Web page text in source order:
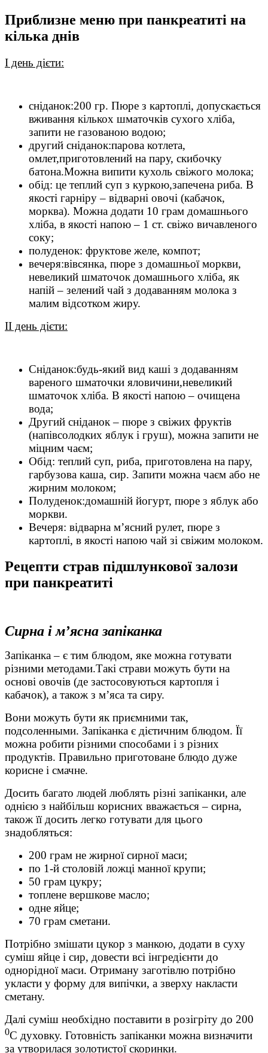
Приблизне меню при панкреатиті на
кілька днів
I день дієти:
сніданок:200 гр. Пюре з картоплі, допускається
вживання кількох шматочків сухого хліба,
запити не газованою водою;
другий сніданок:парова котлета,
омлет,приготовлений на пару, скибочку
батона.Можна випити кухоль свіжого молока;
обід: це теплий суп з куркою,запечена риба. В
якості гарніру – відварні овочі (кабачок,
морква). Можна додати 10 грам домашнього
хліба, в якості напою – 1 ст. свіжо вичавленого
соку;
полуденок: фруктове желе, компот;
вечеря:вівсянка, пюре з домашньої моркви,
невеликий шматочок домашнього хліба, як
напій – зелений чай з додаванням молока з
малим відсотком жиру.
II день дієти:
Сніданок:будь-який вид каші з додаванням
вареного шматочки яловичини,невеликий
шматочок хліба. В якості напою – очищена
вода;
Другий сніданок – пюре з свіжих фруктів
(напівсолодких яблук і груш), можна запити не
міцним чаєм;
Обід: теплий суп, риба, приготовлена на пару,
гарбузова каша, сир. Запити можна чаєм або не
жирним молоком;
Полуденок:домашній йогурт, пюре з яблук або
моркви.
Вечеря: відварна м’ясний рулет, пюре з
картоплі, в якості напою чай зі свіжим молоком.
Рецепти страв підшлункової залози
при панкреатиті
Сирна і м’ясна запіканка
Запіканка – є тим блюдом, яке можна готувати
різними методами.Такі страви можуть бути на
основі овочів (де застосовуються картопля і
кабачок), а також з м’яса та сиру.
Вони можуть бути як приємними так,
подсоленными. Запіканка є дієтичним блюдом. Її
можна робити різними способами і з різних
продуктів. Правильно приготоване блюдо дуже
корисне і смачне.
Досить багато людей люблять різні запіканки, але
однією з найбільш корисних вважається – сирна,
також її досить легко готувати для цього
знадобляться:
200 грам не жирної сирної маси;
по 1-й столовій ложці манної крупи;
50 грам цукру;
топлене вершкове масло;
одне яйце;
70 грам сметани.
Потрібно змішати цукор з манкою, додати в суху
суміш яйце і сир, довести всі інгредієнти до
однорідної маси. Отриману заготівлю потрібно
укласти у форму для випічки, а зверху накласти
сметану.
Далі суміш необхідно поставити в розігріту до 200
0С духовку. Готовність запіканки можна визначити
за утворилася золотистої скоринки.